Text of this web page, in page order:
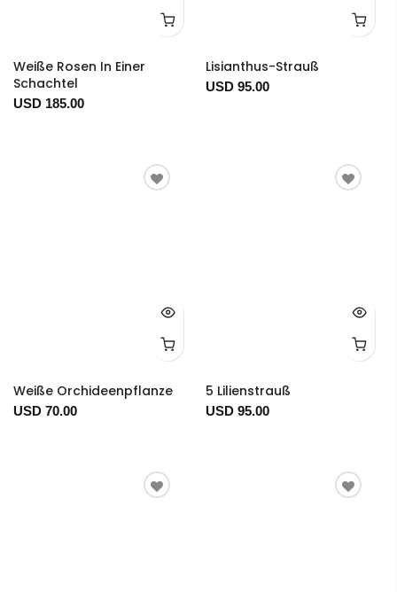
Weiße Rosen In Einer
Schachtel
USD 185.00
Lisianthus-Strauß
USD 95.00
Weiße Orchideenpflanze
USD 70.00
5 Lilienstrauß
USD 95.00